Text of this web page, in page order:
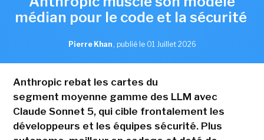
médian pour le code et la sécurité
Pierre Khan , publié le 01 Juillet 2026
Anthropic rebat les cartes du
segment moyenne gamme des LLM avec
Claude Sonnet 5, qui cible frontalement les
développeurs et les équipes sécurité. Plus